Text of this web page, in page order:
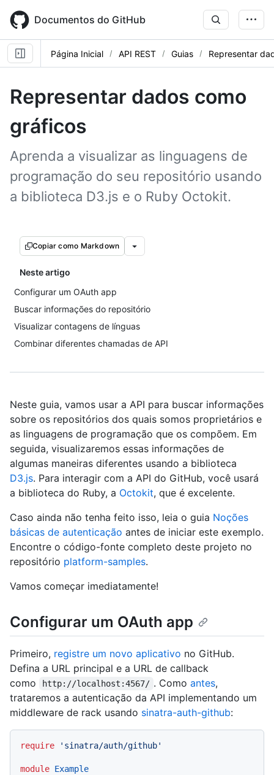
main
content
Documentos do GitHub
Página Inicial API REST Guias Representar
Representar dados como
gráficos
Aprenda a visualizar as linguagens de
programação do seu repositório usando
a biblioteca D3.js e o Ruby Octokit.
Copiar como Markdown
Neste artigo
Configurar um OAuth app
Buscar informações do repositório
Visualizar contagens de línguas
Combinar diferentes chamadas de API
Neste guia, vamos usar a API para buscar informações
sobre os repositórios dos quais somos proprietários e
as linguagens de programação que os compõem. Em
seguida, visualizaremos essas informações de
algumas maneiras diferentes usando a biblioteca
D3.js. Para interagir com a API do GitHub, você usará
a biblioteca do Ruby, a Octokit, que é excelente.
Caso ainda não tenha feito isso, leia o guia Noções
básicas de autenticação antes de iniciar este exemplo.
Encontre o código-fonte completo deste projeto no
repositório platform-samples.
Vamos começar imediatamente!
Configurar um OAuth app
Primeiro, registre um novo aplicativo no GitHub.
Defina a URL principal e a URL de callback
como
http://localhost:4567/ . Como antes,
trataremos a autenticação da API implementando um
middleware de rack usando sinatra-auth-github:
require 'sinatra/auth/github'
module Example